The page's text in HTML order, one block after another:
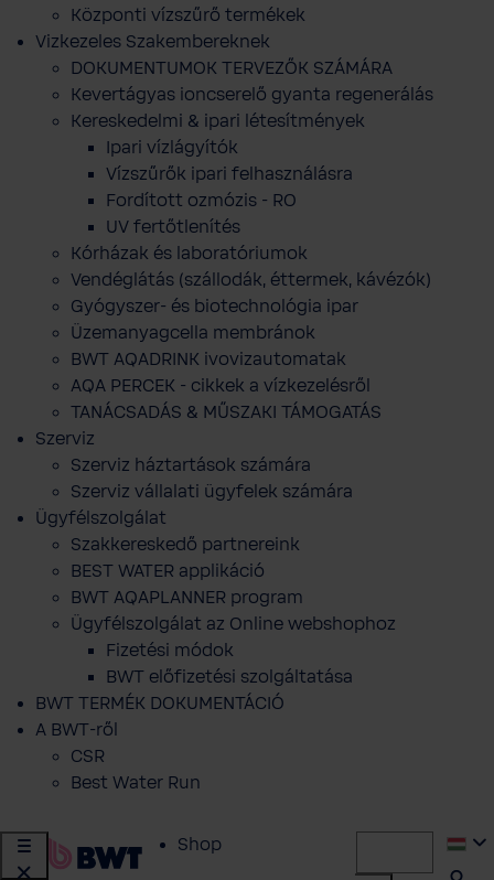
Központi vízszűrő termékek
Vizkezeles Szakembereknek
DOKUMENTUMOK TERVEZŐK SZÁMÁRA
Kevertágyas ioncserelő gyanta regenerálás
Kereskedelmi & ipari létesítmények
Ipari vízlágyítók
Vízszűrők ipari felhasználásra
Fordított ozmózis - RO
UV fertőtlenítés
Kórházak és laboratóriumok
Vendéglátás (szállodák, éttermek, kávézók)
Gyógyszer- és biotechnológia ipar
Üzemanyagcella membránok
BWT AQADRINK ivovizautomatak
AQA PERCEK - cikkek a vízkezelésről
TANÁCSADÁS & MŰSZAKI TÁMOGATÁS
Szerviz
Szerviz háztartások számára
Szerviz vállalati ügyfelek számára
Ügyfélszolgálat
Szakkereskedő partnereink
BEST WATER applikáció
BWT AQAPLANNER program
Ügyfélszolgálat az Online webshophoz
Fizetési módok
BWT előfizetési szolgáltatása
BWT TERMÉK DOKUMENTÁCIÓ
A BWT-ről
CSR
Best Water Run
Shop